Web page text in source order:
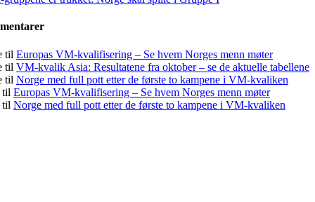
til Europas VM-kvalifisering – Se hvem Norges menn møter
til VM-kvalik Asia: Resultatene fra oktober – se de aktuelle tabellene
til Norge med full pott etter de første to kampene i VM-kvaliken
til Europas VM-kvalifisering – Se hvem Norges menn møter
til Norge med full pott etter de første to kampene i VM-kvaliken